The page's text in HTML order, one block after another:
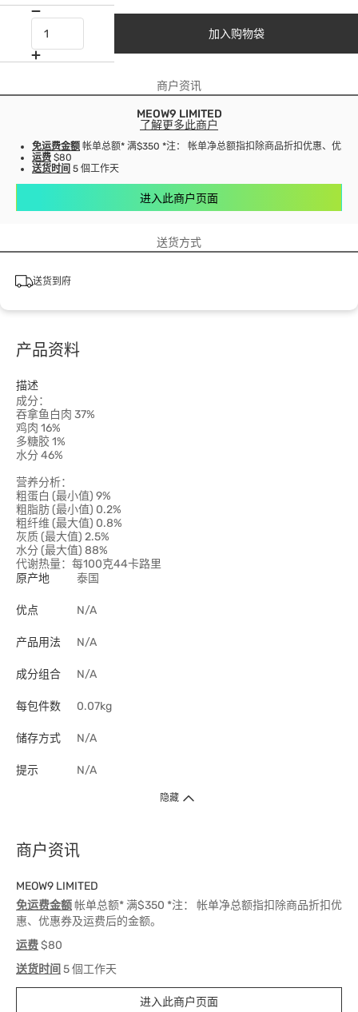
加入购物袋
商户资讯
MEOW9 LIMITED
了解更多此商户
免运费金额 帐单总额* 满$350 *注： 帐单净总额指扣除商品折扣优惠、优惠
运费 $80
送货时间 5 個工作天
进入此商户页面
送货方式
送货到府
产品资料
描述
成分：
吞拿鱼白肉 37%
鸡肉 16%
多糖胶 1%
水分 46%
营养分析：
粗蛋白 (最小值) 9%
粗脂肪 (最小值) 0.2%
粗纤维 (最大值) 0.8%
灰质 (最大值) 2.5%
水分 (最大值) 88%
代谢热量：每100克44卡路里
原产地
泰国
优点 N/A
产品用法 N/A
成分组合 N/A
每包件数 0.07kg
储存方式 N/A
提示 N/A
隐藏
商户资讯
MEOW9 LIMITED
免运费金额帐单总额* 满$350 *注： 帐单净总额指扣除商品折扣优
惠、优惠券及运费后的金额。
运费$80
送货时间 5 個工作天
进入此商户页面